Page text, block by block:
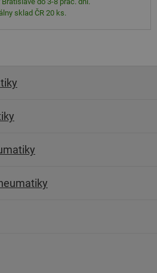
sklad ČR 20 ks.